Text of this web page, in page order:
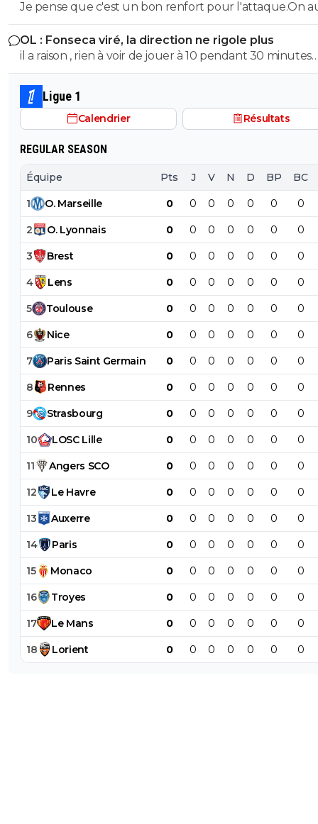
jeu n'ont pas brillé
Je pense que c'est un bon renfort pour l'attaque.On
solutions d'axe comme avant avec DEmbelé et Ramos
OL : Fonseca viré, la direction ne rigole plus
il a raison , rien à voir de jouer à 10 pendant 30 minutes
quand ton soucis est de ne pas encaisser de but, ou
à 10, 70 minutes et que tu dois marquer des buts
Ligue 1
Calendrier Résultats
REGULAR SEASON
Équipe Pts J V N D BP BC
1 O. Marseille 0 0 0 0 0 0 0
2 O. Lyonnais 0 0 0 0 0 0 0
3 Brest 0 0 0 0 0 0 0
4 Lens 0 0 0 0 0 0 0
5 Toulouse 0 0 0 0 0 0 0
6 Nice 0 0 0 0 0 0 0
7 Paris Saint Germain 0 0 0 0 0 0 0
8 Rennes 0 0 0 0 0 0 0
9 Strasbourg 0 0 0 0 0 0 0
10 LOSC Lille 0 0 0 0 0 0 0
11 Angers SCO 0 0 0 0 0 0 0
12 Le Havre 0 0 0 0 0 0 0
13 Auxerre 0 0 0 0 0 0 0
14 Paris 0 0 0 0 0 0 0
15 Monaco 0 0 0 0 0 0 0
16 Troyes 0 0 0 0 0 0 0
17 Le Mans 0 0 0 0 0 0 0
18 Lorient 0 0 0 0 0 0 0